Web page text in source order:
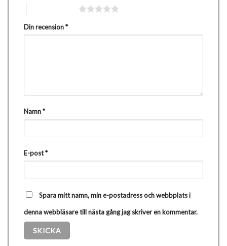
Din recension*
Namn*
E-post*
Spara mitt namn, min e-postadress och webbplats i
denna webbläsare till nästa gång jag skriver en kommentar.